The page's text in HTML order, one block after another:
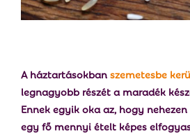
U
A háztartásokbanszemetesbe
legnagyobb részét a maradék
Ennek egyik oka az, hogy
egy fő mennyi ételt képes